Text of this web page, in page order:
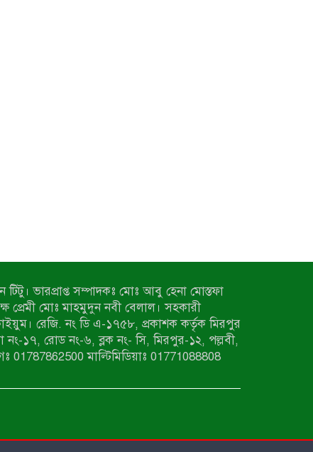
ভারপ্রাপ্ত সম্পাদকঃ মোঃ আবু হেনা মোস্তফা
প্রেমী মোঃ মাহমুদুন নবী বেলাল। সহকারী
রেজি. নং ডি এ-১৭৫৮, প্রকাশক কর্তৃক মিরপুর
নং-১৭, রোড নং-৬, ব্লক নং- সি, মিরপুর-১২, পল্লবী,
01787862500 মাল্টিমিডিয়াঃ 01771088808